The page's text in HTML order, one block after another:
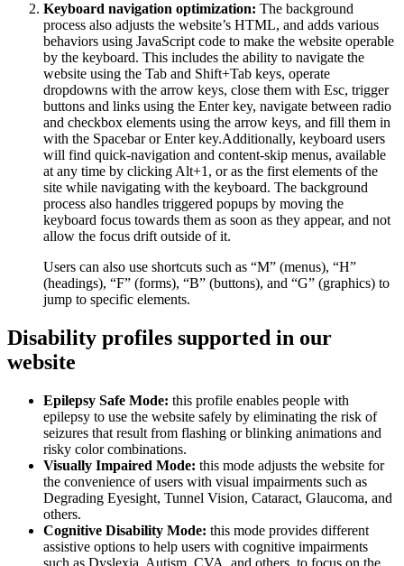
Keyboard navigation optimization: The background
process also adjusts the website’s HTML, and adds various
behaviors using JavaScript code to make the website operable
by the keyboard. This includes the ability to navigate the
website using the Tab and Shift+Tab keys, operate
dropdowns with the arrow keys, close them with Esc, trigger
buttons and links using the Enter key, navigate between radio
and checkbox elements using the arrow keys, and fill them in
with the Spacebar or Enter key.Additionally, keyboard users
will find quick-navigation and content-skip menus, available
at any time by clicking Alt+1, or as the first elements of the
site while navigating with the keyboard. The background
process also handles triggered popups by moving the
keyboard focus towards them as soon as they appear, and not
allow the focus drift outside of it.
Users can also use shortcuts such as “M” (menus), “H”
(headings), “F” (forms), “B” (buttons), and “G” (graphics) to
jump to specific elements.
Disability profiles supported in our
website
Epilepsy Safe Mode: this profile enables people with
epilepsy to use the website safely by eliminating the risk of
seizures that result from flashing or blinking animations and
risky color combinations.
Visually Impaired Mode: this mode adjusts the website for
the convenience of users with visual impairments such as
Degrading Eyesight, Tunnel Vision, Cataract, Glaucoma, and
others.
Cognitive Disability Mode: this mode provides different
assistive options to help users with cognitive impairments